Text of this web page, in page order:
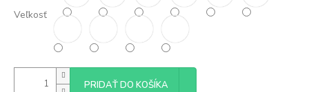
Veľkosť
PRIDAŤ DO KOŠÍKA